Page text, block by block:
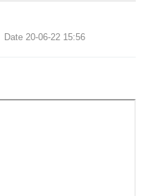
Date 20-06-22 15:56